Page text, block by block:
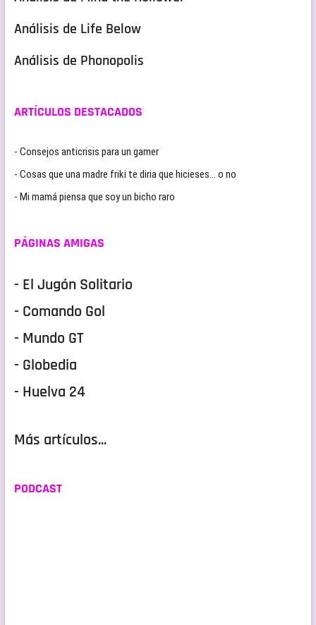
Análisis de Life Below
Análisis de Phonopolis
ARTÍCULOS DESTACADOS
- Consejos anticrisis para un gamer
- Cosas que una madre friki te diria que hicieses… o no
- Mi mamá piensa que soy un bicho raro
PÁGINAS AMIGAS
- El Jugón Solitario
- Comando Gol
- Mundo GT
- Globedia
- Huelva 24
Más artículos...
PODCAST